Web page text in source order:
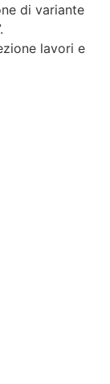
di variante
lavori e